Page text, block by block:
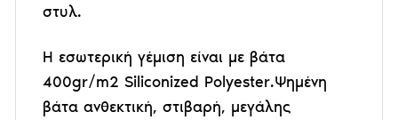
στυλ.
Η εσωτερική γέμιση είναι με βάτα
400gr/m2 Siliconized Polyester.Ψημένη
βάτα ανθεκτική, στιβαρή, μεγάλης